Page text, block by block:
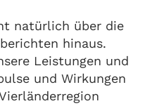
natürlich über die
hinaus.
Leistungen und
und Wirkungen